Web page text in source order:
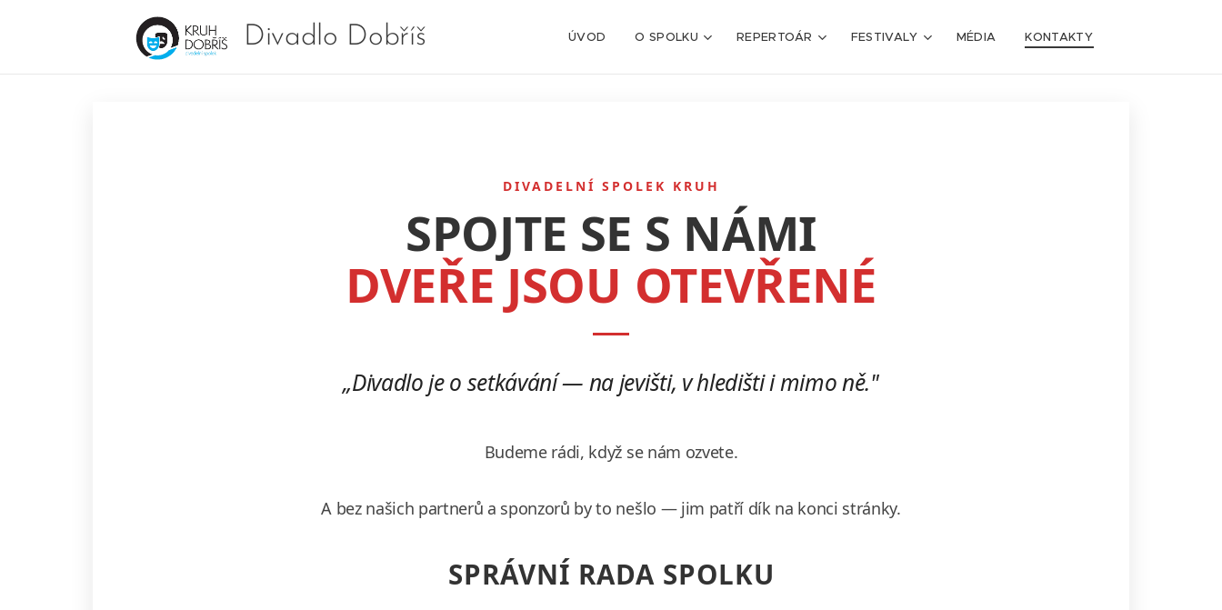
Divadlo Dobříš ÚVOD O SPOLKU REPERTOÁR FESTIVALY MÉDIA KONTAKTY
DIVADELNÍ SPOLEK KRUH
SPOJTE SE S NÁMI
DVEŘE JSOU OTEVŘENÉ
„Divadlo je o setkávání — na jevišti, v hledišti i mimo ně."
Budeme rádi, když se nám ozvete.
A bez našich partnerů a sponzorů by to nešlo — jim patří dík na konci stránky.
SPRÁVNÍ RADA SPOLKU